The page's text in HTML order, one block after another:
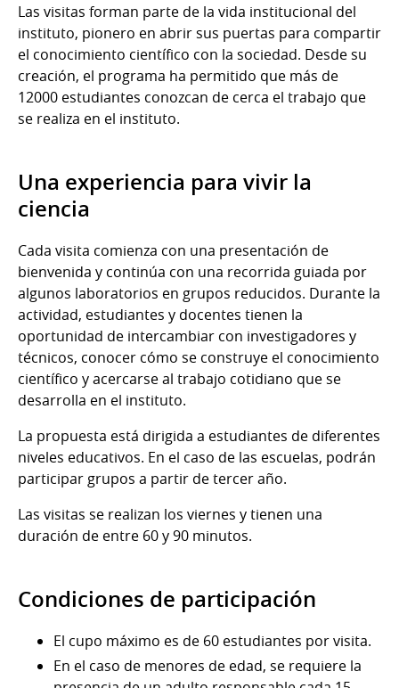
Las visitas forman parte de la vida institucional del
instituto, pionero en abrir sus puertas para compartir
el conocimiento científico con la sociedad. Desde su
creación, el programa ha permitido que más de
12000 estudiantes conozcan de cerca el trabajo que
se realiza en el instituto.
Una experiencia para vivir la
ciencia
Cada visita comienza con una presentación de
bienvenida y continúa con una recorrida guiada por
algunos laboratorios en grupos reducidos. Durante la
actividad, estudiantes y docentes tienen la
oportunidad de intercambiar con investigadores y
técnicos, conocer cómo se construye el conocimiento
científico y acercarse al trabajo cotidiano que se
desarrolla en el instituto.
La propuesta está dirigida a estudiantes de diferentes
niveles educativos. En el caso de las escuelas, podrán
participar grupos a partir de tercer año.
Las visitas se realizan los viernes y tienen una
duración de entre 60 y 90 minutos.
Condiciones de participación
El cupo máximo es de 60 estudiantes por visita.
En el caso de menores de edad, se requiere la